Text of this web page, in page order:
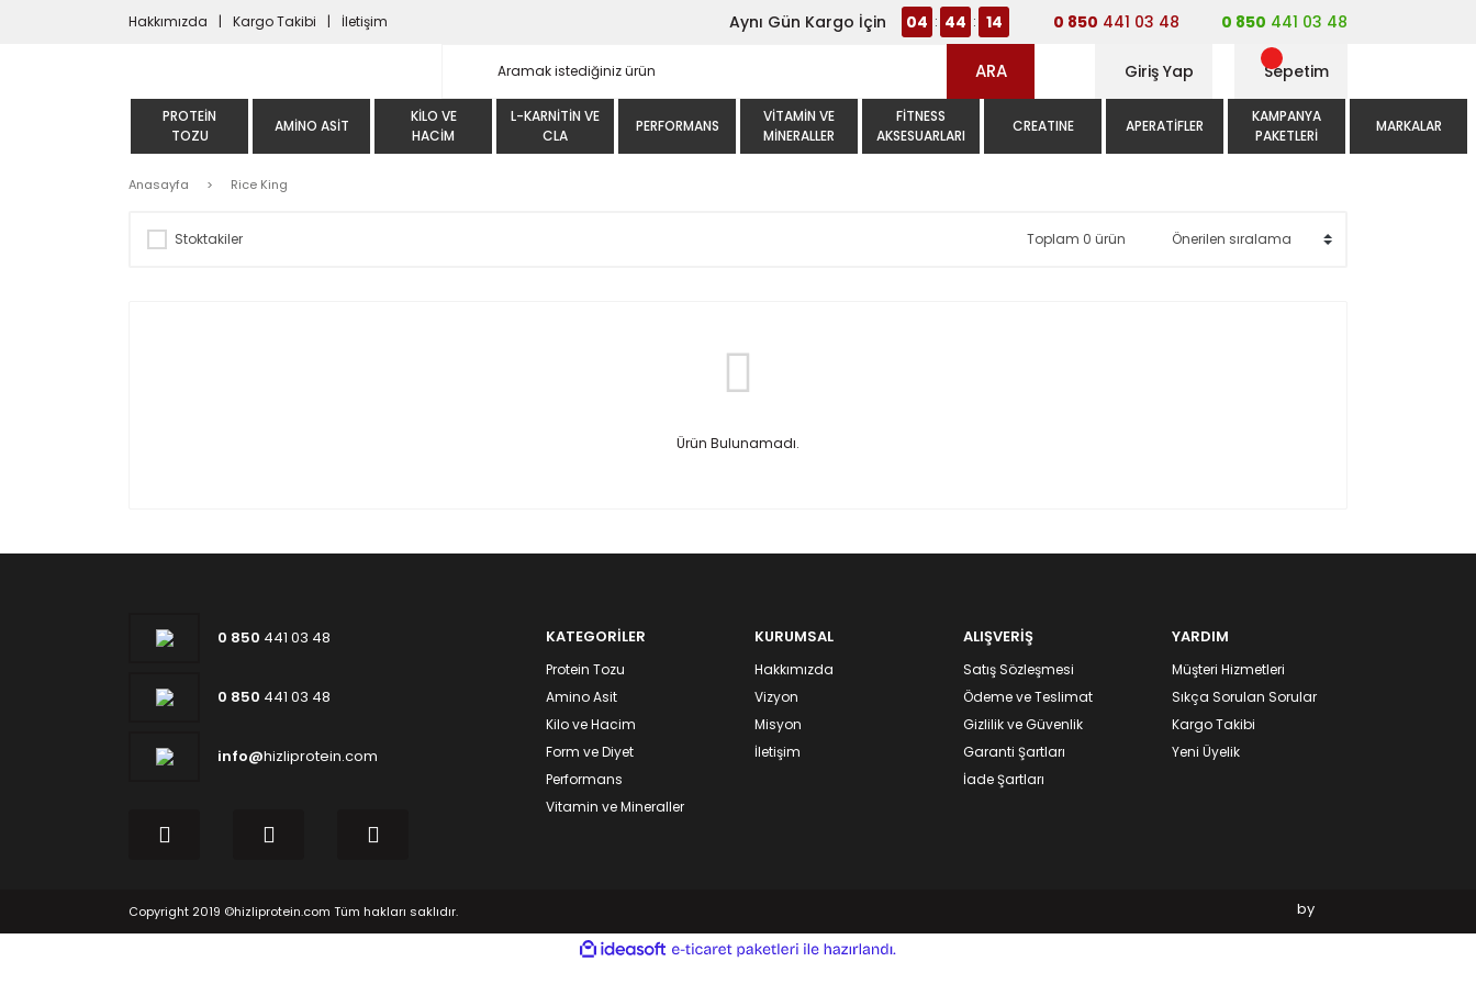
Hakkımızda Kargo Takibi İletişim Aynı Gün Kargo İçin 04 : 44 : 14 0 850 441 03 48 0 850 441 03 48
ARA Giriş Yap Sepetim
PROTEIN
TOZU
AMINO ASIT
KILO VE
HACIM
L-KARNITIN VE
CLA
PERFORMANS
VITAMIN VE
MINERALLER
FITNESS
AKSESUARLARI
CREATINE APERATIFLER
KAMPANYA
PAKETLERI
MARKALAR
Anasayfa Rice King
Stoktakiler Toplam 0 ürün
Ürün Bulunamadı.
0 850 441 03 48
0 850 441 03 48
info@hizliprotein.com
KATEGORİLER
Protein Tozu
Amino Asit
Kilo ve Hacim
Form ve Diyet
Performans
Vitamin ve Mineraller
KURUMSAL
Hakkımızda
Vizyon
Misyon
İletişim
ALIŞVERİŞ
Satış Sözleşmesi
Ödeme ve Teslimat
Gizlilik ve Güvenlik
Garanti Şartları
İade Şartları
YARDIM
Müşteri Hizmetleri
Sıkça Sorulan Sorular
Kargo Takibi
Yeni Üyelik
Copyright 2019 ©hizliprotein.com Tüm hakları saklıdır. by
ideasoft
e-